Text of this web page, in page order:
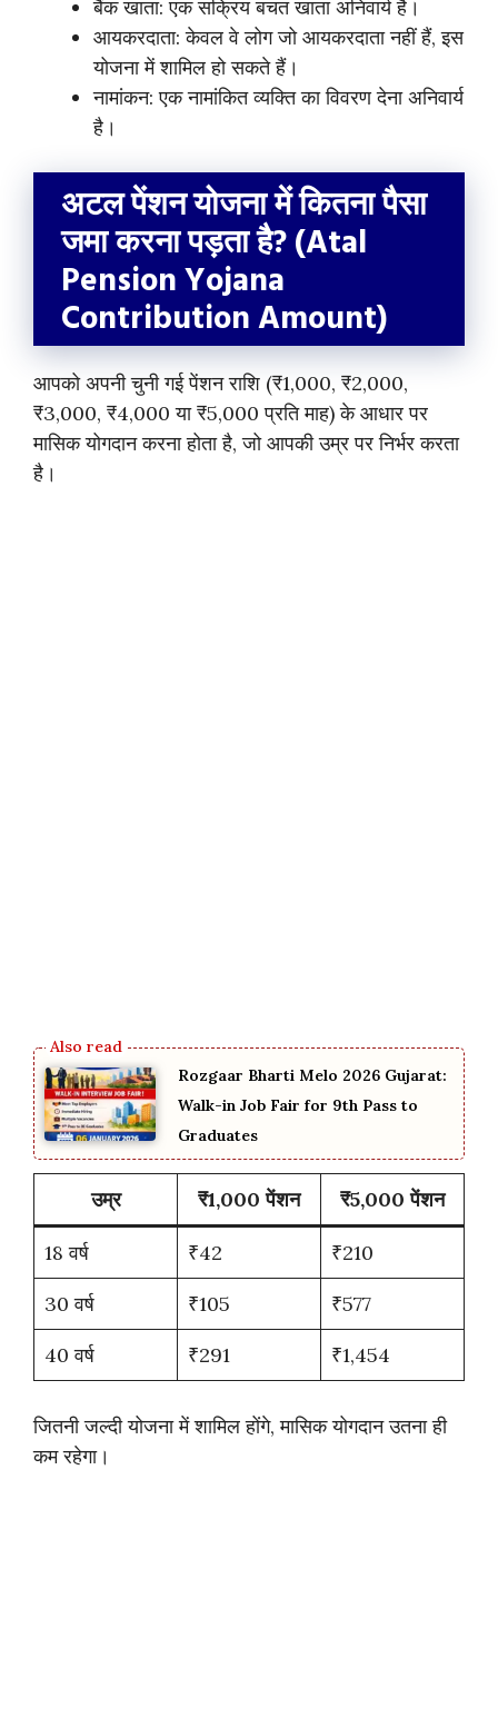
बैंक खाता: एक सक्रिय बचत खाता अनिवार्य है।
आयकरदाता: केवल वे लोग जो आयकरदाता नहीं हैं, इस
योजना में शामिल हो सकते हैं।
नामांकन: एक नामांकित व्यक्ति का विवरण देना अनिवार्य
है।
अटल पेंशन योजना में कितना पैसा
जमा करना पड़ता है? (Atal
Pension Yojana
Contribution Amount)
आपको अपनी चुनी गई पेंशन राशि (₹1,000, ₹2,000,
₹3,000, ₹4,000 या ₹5,000 प्रति माह) के आधार पर
मासिक योगदान करना होता है, जो आपकी उम्र पर निर्भर करता
है।
Rozgaar Bharti Melo 2026 Gujarat:
Walk-in Job Fair for 9th Pass to
Graduates
उम्र ₹1,000 पेंशन ₹5,000 पेंशन
18 वर्ष ₹42
₹210
30 वर्ष
₹105
₹577
40 वर्ष
₹291 ₹1,454
जितनी जल्दी योजना में शामिल होंगे, मासिक योगदान उतना ही
कम रहेगा।